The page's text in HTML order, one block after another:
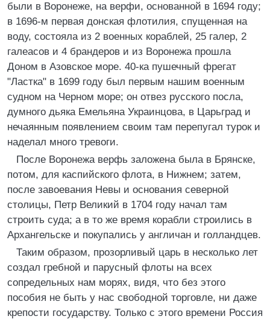
были в Воронеже, на верфи, основанной в 1694 году;
в 1696-м первая донская флотилия, спущенная на
воду, состояла из 2 военных кораблей, 25 галер, 2
галеасов и 4 брандеров и из Воронежа прошла
Доном в Азовское море. 40-ка пушечный фрегат
"Ластка" в 1699 году был первым нашим военным
судном на Черном море; он отвез русского посла,
думного дьяка Емельяна Украинцова, в Царьград и
нечаянным появлением своим там перепугал турок и
наделал много тревоги.
После Воронежа верфь заложена была в Брянске,
потом, для каспийского флота, в Нижнем; затем,
после завоевания Невы и основания северной
столицы, Петр Великий в 1704 году начал там
строить суда; а в то же время корабли строились в
Архангельске и покупались у англичан и голландцев.
Таким образом, прозорливый царь в несколько лет
создал гребной и парусный флоты на всех
сопредельных нам морях, видя, что без этого
пособия не быть у нас свободной торговле, ни даже
крепости государству. Только с этого времени Россия